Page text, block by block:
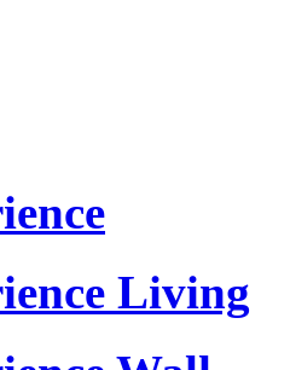
Living